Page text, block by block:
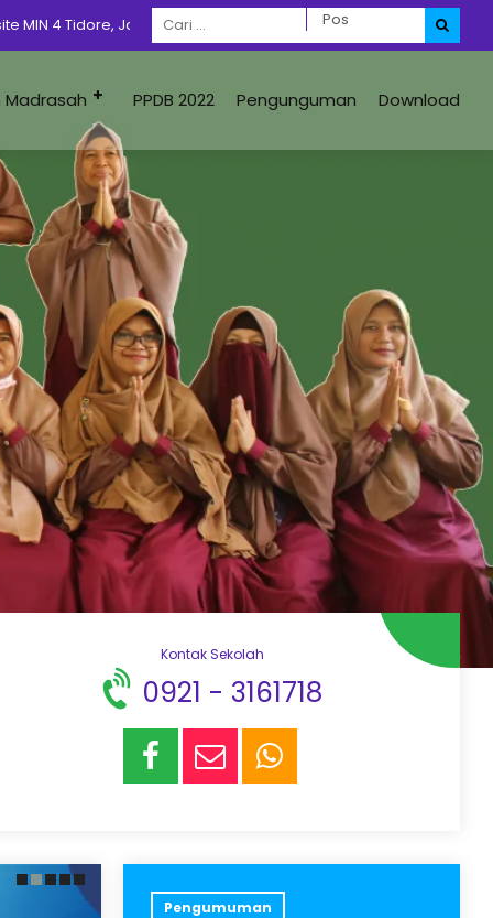
Jangan Lupa Dengan Prokes 5M + 1D
PPDB 2022 Pengunguman Download
Kontak Sekolah
0921 - 3161718
Pengumuman